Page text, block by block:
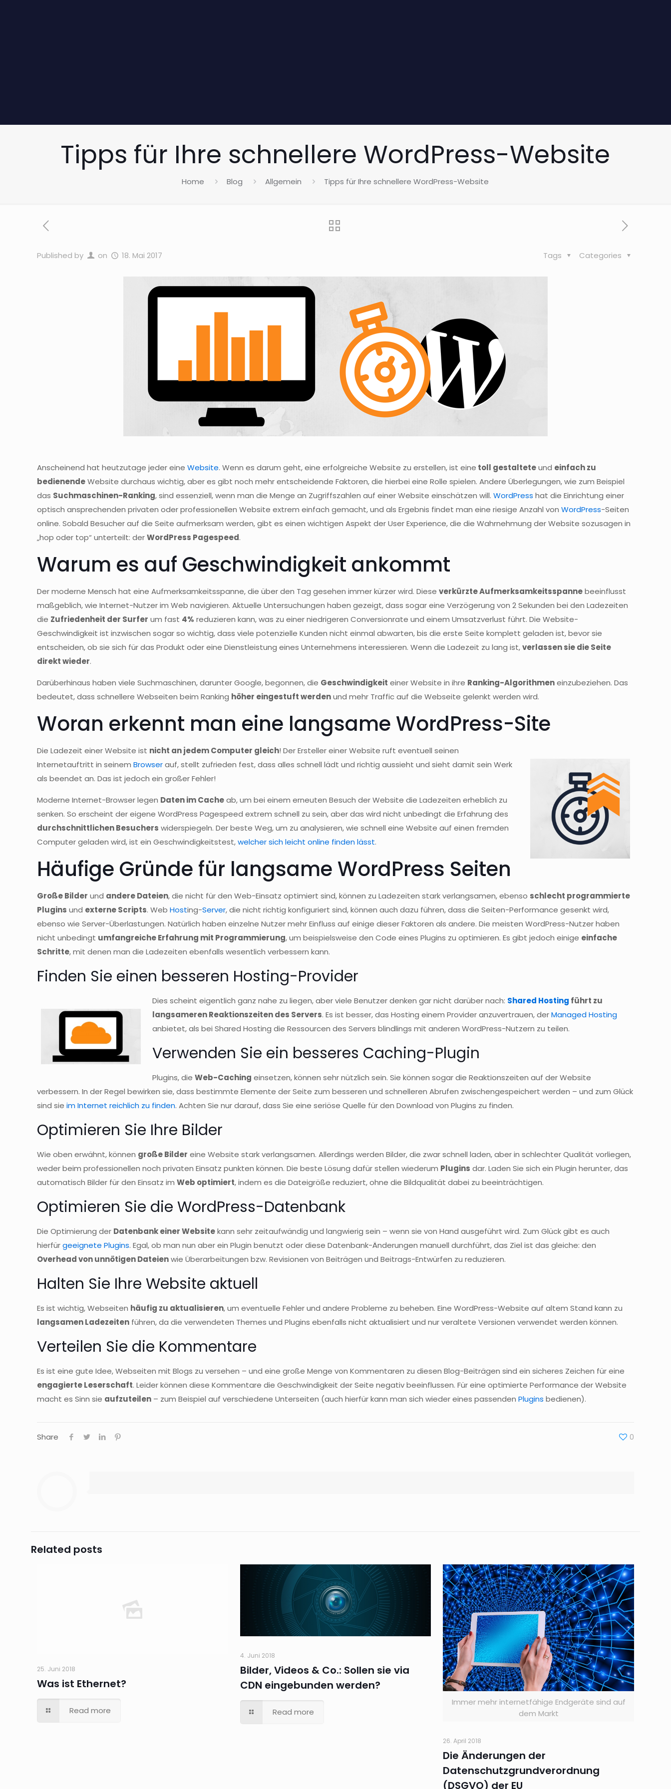
Tipps für Ihre schnellere WordPress-Website
Home Blog Allgemein Tipps für Ihre schnellere WordPress-Website
Published by on 18. Mai 2017 Categories
Tags
Anscheinend hat heutzutage jeder eineWebsite. Wenn es darum geht, eine erfolgreiche Website zu erstellen, ist eine toll gestalteteund einfach zu
bedienendeWebsite durchaus wichtig, aber es gibt noch mehr entscheidende Faktoren, die hierbei eine Rolle spielen. Andere Überlegungen, wie zum Beispiel
das Suchmaschinen-Ranking, sind essenziell, wenn man die Menge an Zugriffszahlen auf einer Website einschätzen will.WordPress hat die Einrichtung einer
optisch ansprechenden privaten oder professionellen Website extrem einfach gemacht, und als Ergebnis findet man eine riesige Anzahl vonWordPress-Seiten
online. Sobald Besucher auf die Seite aufmerksam werden, gibt es einen wichtigen Aspekt der User Experience, die die Wahrnehmung der Website sozusagen in
„hop oder top“ unterteilt: derWordPress Pagespeed.
Warum es auf Geschwindigkeit ankommt
Der moderne Mensch hat eine Aufmerksamkeitsspanne, die über den Tag gesehen immer kürzer wird. Dieseverkürzte Aufmerksamkeitsspannebeeinflusst
maßgeblich, wie Internet-Nutzer im Web navigieren. Aktuelle Untersuchungen haben gezeigt, dass sogar eine Verzögerung von 2 Sekunden bei den Ladezeiten
die Zufriedenheit der Surfer um fast 4% reduzieren kann, was zu einer niedrigeren Conversionrate und einem Umsatzverlust führt. Die Website-
Geschwindigkeit ist inzwischen sogar so wichtig, dass viele potenzielle Kunden nicht einmal abwarten, bis die erste Seite komplett geladen ist, bevor sie
entscheiden, ob sie sich für das Produkt oder eine Dienstleistung eines Unternehmens interessieren. Wenn die Ladezeit zu lang ist,verlassen sie die Seite
direkt wieder.
Darüberhinaus haben viele Suchmaschinen, darunter Google, begonnen, die Geschwindigkeit einer Website in ihre Ranking-Algorithmeneinzubeziehen. Das
bedeutet, dass schnellere Webseiten beim Ranking höher eingestuft werdenund mehr Traffic auf die Webseite gelenkt werden wird.
Woran erkennt man eine langsame WordPress-Site
Die Ladezeit einer Website ist nicht an jedem Computer gleich! Der Ersteller einer Website ruft eventuell seinen
Internetauftritt in seinemBrowserauf, stellt zufrieden fest, dass alles schnell lädt und richtig aussieht und sieht damit sein Werk
als beendet an. Das ist jedoch ein großer Fehler!
Moderne Internet-Browser legen Daten im Cacheab, um bei einem erneuten Besuch der Website die Ladezeiten erheblich zu
senken. So erscheint der eigene WordPress Pagespeed extrem schnell zu sein, aber das wird nicht unbedingt die Erfahrung des
durchschnittlichen Besuchers widerspiegeln. Der beste Weg, um zu analysieren, wie schnell eine Website auf einen fremden
Computer geladen wird, ist ein Geschwindigkeitstest,welcher sich leicht online finden lässt.
Häufige Gründe für langsame WordPress Seiten
Große Bilder und andere Dateien, die nicht für den Web-Einsatz optimiert sind, können zu Ladezeiten stark verlangsamen, ebenso schlecht programmierte
Plugins und externe Scripts. WebHosting-Server, die nicht richtig konfiguriert sind, können auch dazu führen, dass die Seiten-Performance gesenkt wird,
ebenso wie Server-Überlastungen. Natürlich haben einzelne Nutzer mehr Einfluss auf einige dieser Faktoren als andere. Die meisten WordPress-Nutzer haben
nicht unbedingt umfangreiche Erfahrung mit Programmierung, um beispielsweise den Code eines Plugins zu optimieren. Es gibt jedoch einige einfache
Schritte, mit denen man die Ladezeiten ebenfalls wesentlich verbessern kann.
Finden Sie einen besseren Hosting-Provider
Dies scheint eigentlich ganz nahe zu liegen, aber viele Benutzer denken gar nicht darüber nach: Shared Hosting führt zu
langsameren Reaktionszeiten des Servers. Es ist besser, das Hosting einem Provider anzuvertrauen, derManaged Hosting
anbietet, als bei Shared Hosting die Ressourcen des Servers blindlings mit anderen WordPress-Nutzern zu teilen.
Verwenden Sie ein besseres Caching-Plugin
Plugins, dieWeb-Caching einsetzen, können sehr nützlich sein. Sie können sogar die Reaktionszeiten auf der Website
verbessern. In der Regel bewirken sie, dass bestimmte Elemente der Seite zum besseren und schnelleren Abrufen zwischengespeichert werden – und zum Glück
sind sieim Internet reichlich zu finden. Achten Sie nur darauf, dass Sie eine seriöse Quelle für den Download von Plugins zu finden.
Optimieren Sie Ihre Bilder
Wie oben erwähnt, können große Bilder eine Website stark verlangsamen. Allerdings werden Bilder, die zwar schnell laden, aber in schlechter Qualität vorliegen,
weder beim professionellen noch privaten Einsatz punkten können. Die beste Lösung dafür stellen wiederum Plugins dar. Laden Sie sich ein Plugin herunter, das
automatisch Bilder für den Einsatz imWeb optimiert, indem es die Dateigröße reduziert, ohne die Bildqualität dabei zu beeinträchtigen.
Optimieren Sie die WordPress-Datenbank
Die Optimierung der Datenbank einer Websitekann sehr zeitaufwändig und langwierig sein – wenn sie von Hand ausgeführt wird. Zum Glück gibt es auch
hierfürgeeignete Plugins. Egal, ob man nun aber ein Plugin benutzt oder diese Datenbank-Änderungen manuell durchführt, das Ziel ist das gleiche: den
Overhead von unnötigen Dateienwie Überarbeitungen bzw. Revisionen von Beiträgen und Beitrags-Entwürfen zu reduzieren.
Halten Sie Ihre Website aktuell
Es ist wichtig, Webseiten häufig zu aktualisieren, um eventuelle Fehler und andere Probleme zu beheben. Eine WordPress-Website auf altem Stand kann zu
langsamen Ladezeiten führen, da die verwendeten Themes und Plugins ebenfalls nicht aktualisiert und nur veraltete Versionen verwendet werden können.
Verteilen Sie die Kommentare
Es ist eine gute Idee, Webseiten mit Blogs zu versehen – und eine große Menge von Kommentaren zu diesen Blog-Beiträgen sind ein sicheres Zeichen für eine
engagierte Leserschaft. Leider können diese Kommentare die Geschwindigkeit der Seite negativ beeinflussen. Für eine optimierte Performance der Website
macht es Sinn sie aufzuteilen – zum Beispiel auf verschiedene Unterseiten (auch hierfür kann man sich wieder eines passendenPlugins bedienen).
Share 0
Related posts
25. Juni 2018
Was ist Ethernet?
Read more
4. Juni 2018
Bilder, Videos & Co.: Sollen sie via
CDN eingebunden werden?
Read more
Immer mehr internetfähige Endgeräte sind auf
dem Markt
26. April 2018
Die Änderungen der
Datenschutzgrundverordnung
(DSGVO) der EU